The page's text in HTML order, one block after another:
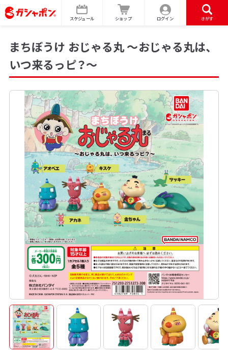
スケジュール ショップ ログイン さがす
まちぼうけ おじゃる丸 ～おじゃる丸は、
いつ来るっピ？～